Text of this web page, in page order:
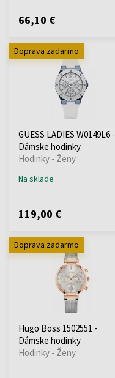
66,10 €
Doprava zadarmo
GUESS LADIES W0149L6 -
Dámske hodinky
Hodinky - Ženy
Na sklade
119,00 €
Doprava zadarmo
Hugo Boss 1502551 -
Dámske hodinky
Hodinky - Ženy